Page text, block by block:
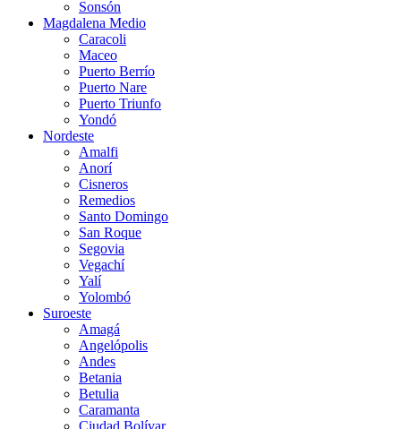
Sonsón
Magdalena Medio
Caracoli
Maceo
Puerto Berrío
Puerto Nare
Puerto Triunfo
Yondó
Nordeste
Amalfi
Anorí
Cisneros
Remedios
Santo Domingo
San Roque
Segovia
Vegachí
Yalí
Yolombó
Suroeste
Amagá
Angelópolis
Andes
Betania
Betulia
Caramanta
Ciudad Bolívar